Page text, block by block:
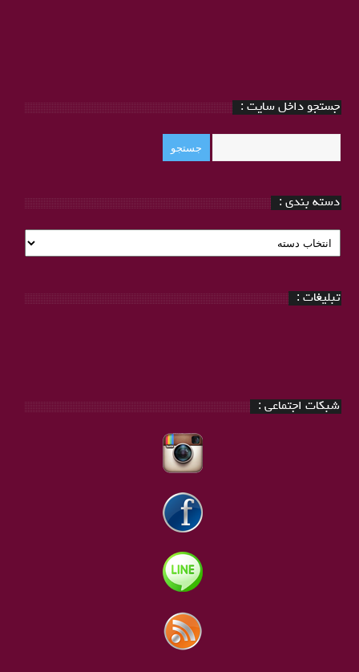
جستجو داخل سایت :
دسته بندی :
دسته
بندی
تبلیغات :
شبکات اجتماعی :